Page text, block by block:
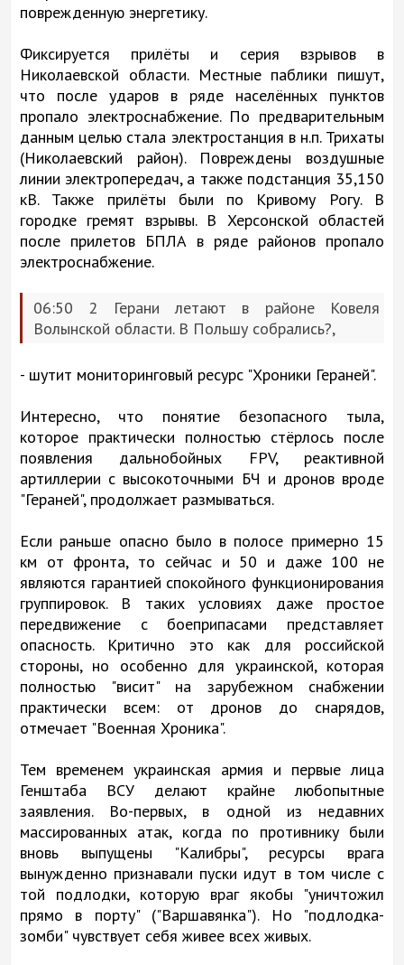
поврежденную энергетику.
Фиксируется прилёты и серия взрывов в
Николаевской области. Местные паблики пишут,
что после ударов в ряде населённых пунктов
пропало электроснабжение. По предварительным
данным целью стала электростанция в н.п. Трихаты
(Николаевский район). Повреждены воздушные
линии электропередач, а также подстанция 35,150
кВ. Также прилёты были по Кривому Рогу. В
городке гремят взрывы. В Херсонской областей
после прилетов БПЛА в ряде районов пропало
электроснабжение.
06:50 2 Герани летают в районе Ковеля
Волынской области. В Польшу собрались?,
- шутит мониторинговый ресурс "Хроники Гераней".
Интересно, что понятие безопасного тыла,
которое практически полностью стёрлось после
появления дальнобойных FPV, реактивной
артиллерии с высокоточными БЧ и дронов вроде
"Гераней", продолжает размываться.
Если раньше опасно было в полосе примерно 15
км от фронта, то сейчас и 50 и даже 100 не
являются гарантией спокойного функционирования
группировок. В таких условиях даже простое
передвижение с боеприпасами представляет
опасность. Критично это как для российской
стороны, но особенно для украинской, которая
полностью "висит" на зарубежном снабжении
практически всем: от дронов до снарядов,
отмечает "Военная Хроника".
Тем временем украинская армия и первые лица
Генштаба ВСУ делают крайне любопытные
заявления. Во-первых, в одной из недавних
массированных атак, когда по противнику были
вновь выпущены "Калибры", ресурсы врага
вынужденно признавали пуски идут в том числе с
той подлодки, которую враг якобы "уничтожил
прямо в порту" ("Варшавянка"). Но "подлодка-
зомби" чувствует себя живее всех живых.